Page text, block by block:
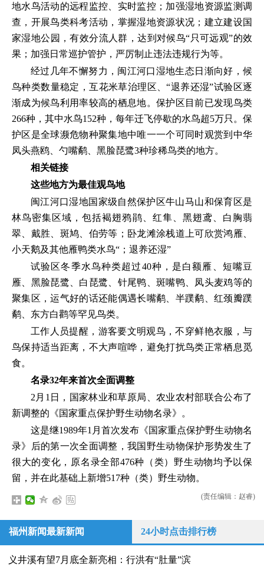
地水鸟活动的远程监控、实时监控；加强湿地资源监测调
查，开展鸟类科考活动，掌握湿地资源状况；建立建设国
家湿地公园，有效分流人群，达到对候鸟“只可远观”的效
果；加强日常巡护管护，严厉制止违法违规行为等。
经过几年不懈努力，闽江河口湿地生态日渐向好，候
鸟种类数量稳定，互花米草治理区、“退养还湿”试验区逐
渐成为候鸟利用率较高的栖息地。保护区目前已发现鸟类
266种，其中水鸟152种，每年迁飞停歇的水鸟超5万只。保
护区是全球濒危物种聚集地中唯一一个可同时观赏到中华
凤头燕鸥、勺嘴鹬、黑脸琵鹭3种珍稀鸟类的地方。
相关链接
这些地方为最佳观鸟地
闽江河口湿地国家级自然保护区牛山马山和保育区是
林鸟密集区域，包括褐翅鸦鹃、红隼、黑翅鸢、白胸翡
翠、戴胜、斑鸠、伯劳等；卧龙滩涂栈道上可欣赏鸿雁、
小天鹅及其他雁鸭类水鸟“；退养还湿”
试验区冬季水鸟种类超过40种，是白额雁、短嘴豆
雁、黑脸琵鹭、白琵鹭、针尾鸭、斑嘴鸭、凤头麦鸡等的
聚集区，运气好的话还能偶遇长嘴鹬、半蹼鹬、红颈瓣蹼
鹬、东方白鹳等罕见鸟类。
工作人员提醒，游客要文明观鸟，不穿鲜艳衣服，与
鸟保持适当距离，不大声喧哗，避免打扰鸟类正常栖息觅
食。
名录32年来首次全面调整
2月1日，国家林业和草原局、农业农村部联合公布了
新调整的《国家重点保护野生动物名录》。
这是继1989年1月首次发布《国家重点保护野生动物名
录》后的第一次全面调整，我国野生动物保护形势发生了
很大的变化，原名录全部476种（类）野生动物均予以保
留，并在此基础上新增517种（类）野生动物。
(责任编辑：赵睿)
福州新闻最新新闻 24小时点击排行榜
义井溪有望7月底全新亮相：行洪有“肚量”滨